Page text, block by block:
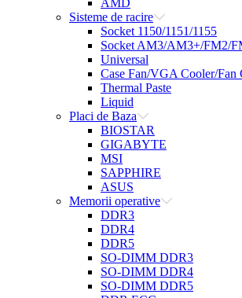
AMD
Sisteme de racire
Socket 1150/1151/1155
Socket AM3/AM3+/FM2/
Universal
Case Fan/VGA Cooler/Fan
Thermal Paste
Liquid
Placi de Baza
BIOSTAR
GIGABYTE
MSI
SAPPHIRE
ASUS
Memorii operative
DDR3
DDR4
DDR5
SO-DIMM DDR3
SO-DIMM DDR4
SO-DIMM DDR5